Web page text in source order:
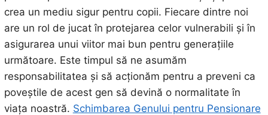
crea un mediu sigur pentru copii. Fiecare dintre noi
are un rol de jucat în protejarea celor vulnerabili și în
asigurarea unui viitor mai bun pentru generațiile
următoare. Este timpul să ne asumăm
responsabilitatea și să acționăm pentru a preveni ca
poveștile de acest gen să devină o normalitate în
viața noastră. Schimbarea Genului pentru Pensionare